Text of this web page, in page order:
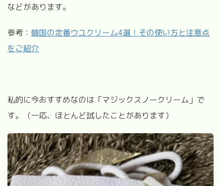
などがあります。
参考： 韓国の定番ウユクリーム4選！その使い方と注意点
をご紹介
私的に今おすすめなのは「マジックスノークリーム」で
す。（一応、ほとんど試したことがあります）